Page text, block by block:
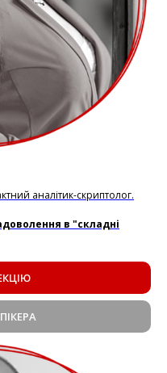
аналітик-скриптолог.
в "складні